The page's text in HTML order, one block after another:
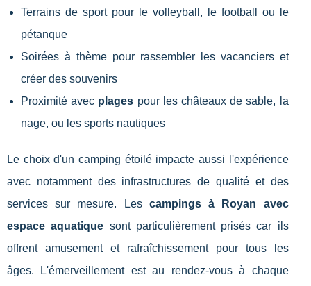
Terrains de sport pour le volleyball, le football ou le
pétanque
Soirées à thème pour rassembler les vacanciers et
créer des souvenirs
Proximité avec plages pour les châteaux de sable, la
nage, ou les sports nautiques
Le choix d'un camping étoilé impacte aussi l'expérience
avec notamment des infrastructures de qualité et des
services sur mesure. Les campings à Royan avec
espace aquatique sont particulièrement prisés car ils
offrent amusement et rafraîchissement pour tous les
âges. L'émerveillement est au rendez-vous à chaque